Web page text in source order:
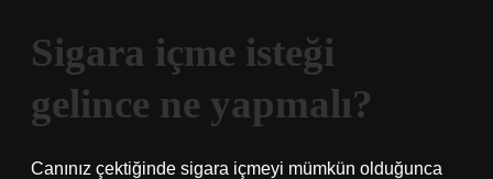
Sigara içme isteği
gelince ne yapmalı?
Canınız çektiğinde sigara içmeyi mümkün olduğunca